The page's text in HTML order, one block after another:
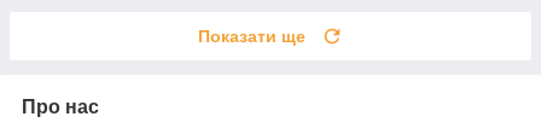
Показати ще
Про нас